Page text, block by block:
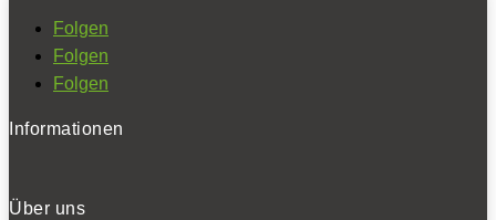
Folgen
Folgen
Folgen
Informationen
Über uns